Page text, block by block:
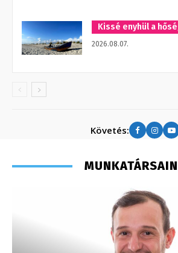
Kissé enyhül a
2026.08.07.
Követés: